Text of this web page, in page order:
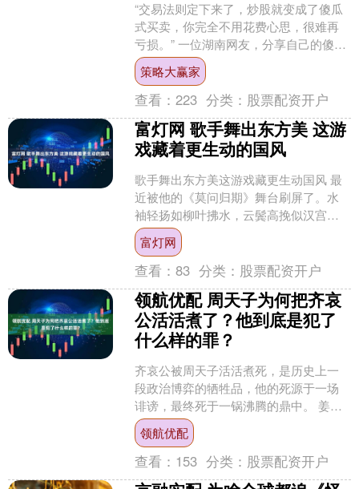
“交易法则定下来了，炒股就变成了傻瓜
式买卖，你完全不用花费心思，很难再
亏损。” 一位湖南网友，分享自己的傻瓜
式炒股法，他用这个方法多年，再没亏
损过。 制定自己的....
策略大赢家
查看：223 分类： 股票配资开户
富灯网 歌手舞出东方美 这游
戏藏着更生动的国风
歌手舞出东方美这游戏藏更生动国风 最
近被他的《莫问归期》舞台刷屏了。水
袖轻扬如柳叶拂水，云鬓高挽似汉宫明
月，他在舞台上的每一个转身、每一次
抬眸，都像从《韩熙载夜....
富灯网
查看：83 分类： 股票配资开户
领航优配 周天子为何把齐哀
公活活煮了？他到底是犯了
什么样的罪？
齐哀公被周天子活活煮死，是历史上一
段政治博弈的牺牲品，他的死源于一场
诽谤，最终死于一锅沸腾的鼎中。 姜子
牙曾帮助周武王灭商朝、建立西周，帮
助周朝开启了八百年的历....
领航优配
查看： 153 分类： 股票配资开户